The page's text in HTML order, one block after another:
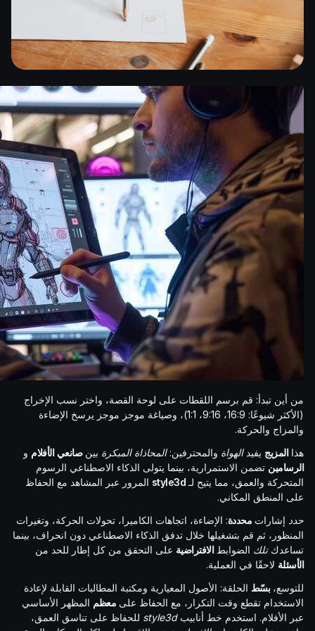
من أين تبدأ: قم برسم اللقطات على لوحة القصة، واختر نسب الإخراج
(الأكثر شيوعًا: 16:9، 9:16، 1:1)، وصياغة موجز موجز يرسخ الإضاءة
والمزاج والحركة.
هذاالمزيج يفيدالهواة والمحترفين:المحاذاة المبكرة بينصانعي الأفلام و
الرسامين تضمن الاستمرارية، بينما يتولى الذكاء الاصطناعي الرسوم
المتحركة والعمق، مما يتيح لـ style3d المرور عبر المشاهد مع الحفاظ
على المنطق المكاني.
حدد إشارات محددة: الإضاءة، اتجاهات الكاميرا، تحولات الحركة، وتغيرات
المنظور، ثم قم بتشغيلها خلال تدفق الذكاء الاصطناعي دون انحراف، بينما
تساعدكتلك الضوابطالافتراضية على التحقق من كل إطار للحد من
الأسئلة لاحقًا في العملية.
للتوسع،بسّط الحلقة: الأصول المعيارية ومكتبة المطالبات القابلة لإعادة
الاستخدام تقطع وقت التكرار، مع الحفاظ على معظم المظهر الأساسي
عبر الأفلام. استخدم خط أنابيبstyle3d للحفاظ على تناسق العمق،